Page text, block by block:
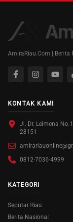
AmiraRiau.Com | Berita
KONTAK KAMI
Jl. Dr. Leimena
28151
0812-7036-4999
KATEGORI
Seputar Riau
Berita Nasional